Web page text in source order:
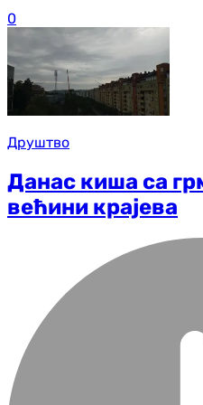
0
Друштво
Данас киша са
већини крајева